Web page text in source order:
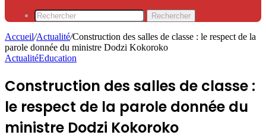
Rechercher
Accueil/Actualité/Construction des salles de classe : le respect de la
parole donnée du ministre Dodzi Kokoroko
ActualitéEducation
Construction des salles de classe :
le respect de la parole donnée du
ministre Dodzi Kokoroko